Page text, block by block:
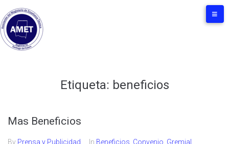
Etiqueta: beneficios
Mas Beneficios
By Prensa y Publicidad In Beneficios Convenio Gremial